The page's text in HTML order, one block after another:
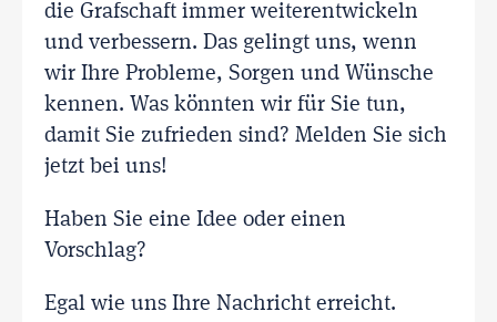
die Grafschaft immer weiterentwickeln
und verbessern. Das gelingt uns, wenn
wir Ihre Probleme, Sorgen und Wünsche
kennen. Was könnten wir für Sie tun,
damit Sie zufrieden sind? Melden Sie sich
jetzt bei uns!
Haben Sie eine Idee oder einen
Vorschlag?
Egal wie uns Ihre Nachricht erreicht.